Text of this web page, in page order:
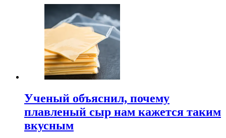
Ученый объяснил, почему
плавленый сыр нам кажется таким
вкусным